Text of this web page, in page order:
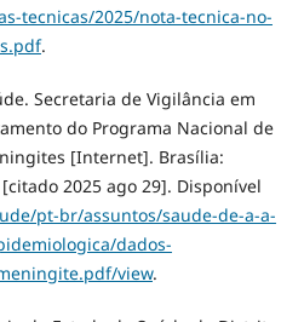
tecnicas/2025/nota-tecnica-no-
.
Secretaria de Vigilância em
do Programa Nacional de
[Internet]. Brasília:
2025 ago 29]. Disponível
pt-br/assuntos/saude-de-a-a-
dados-
view.